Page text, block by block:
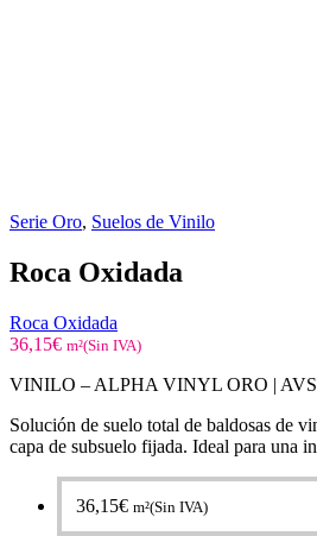
Serie Oro, Suelos de Vinilo
Roca Oxidada
Roca Oxidada
36,15€ m²(Sin IVA)
VINILO – ALPHA VINYL ORO |
Solución de suelo total de baldosas de
capa de subsuelo fijada. Ideal para una
36,15€ m²(Sin IVA)